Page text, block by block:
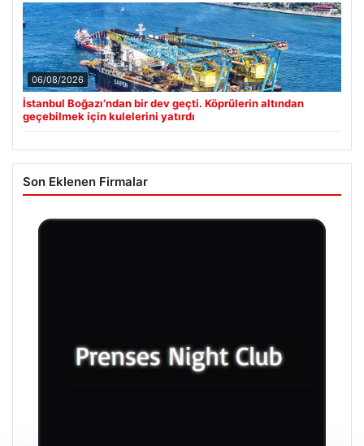
06/08/2026
İstanbul Boğazı’ndan bir dev geçti. Köprülerin altından
geçebilmek için kulelerini yatırdı
Son Eklenen Firmalar